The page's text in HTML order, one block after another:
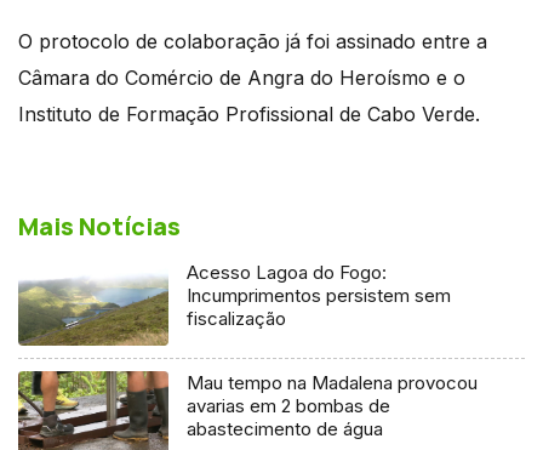
O protocolo de colaboração já foi assinado entre a
Câmara do Comércio de Angra do Heroísmo e o
Instituto de Formação Profissional de Cabo Verde.
Mais Notícias
Acesso Lagoa do Fogo:
Incumprimentos persistem sem
fiscalização
Mau tempo na Madalena provocou
avarias em 2 bombas de
abastecimento de água